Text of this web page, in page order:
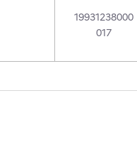
19931238000
017